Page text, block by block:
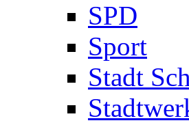
SPD
Sport
Stadt